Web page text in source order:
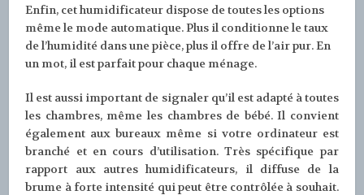
Enfin, cet humidificateur dispose de toutes les options
même le mode automatique. Plus il conditionne le taux
de l’humidité dans une pièce, plus il offre de l’air pur. En
un mot, il est parfait pour chaque ménage.
Il est aussi important de signaler qu’il est adapté à toutes
les chambres, même les chambres de bébé. Il convient
également aux bureaux même si votre ordinateur est
branché et en cours d’utilisation. Très spécifique par
rapport aux autres humidificateurs, il diffuse de la
brume à forte intensité qui peut être contrôlée à souhait.